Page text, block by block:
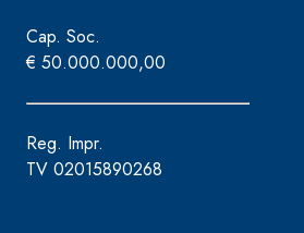
Cap. Soc.
€ 50.000.000,00
Reg. Impr.
TV 02015890268